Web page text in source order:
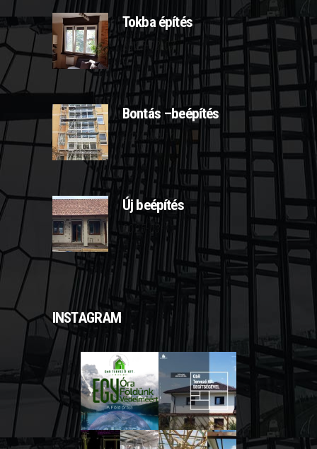
Tokba építés
2025-03-07
Bontás –beépítés
2025-03-10
Új beépítés
2025-03-11
INSTAGRAM